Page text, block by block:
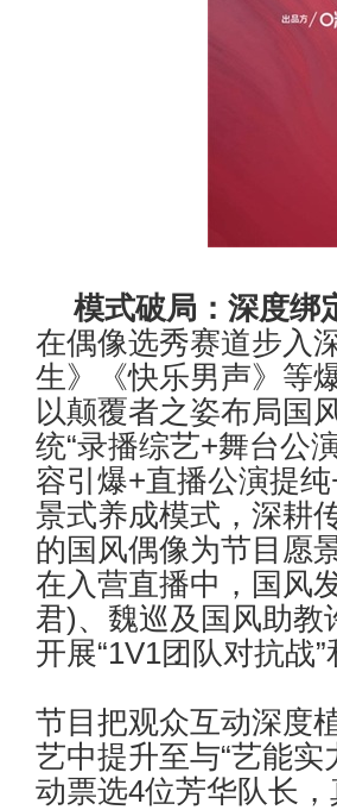
模式破局：深度绑
在偶像选秀赛道步入
生》《快乐男声》等
以颠覆者之姿布局国
统“录播综艺+舞台公
容引爆+直播公演提纯
景式养成模式，深耕
的国风偶像为节目愿景
在入营直播中，国风
君)、魏巡及国风助教
开展“1V1团队对抗战”
节目把观众互动深度
艺中提升至与“艺能实
动票选4位芳华队长